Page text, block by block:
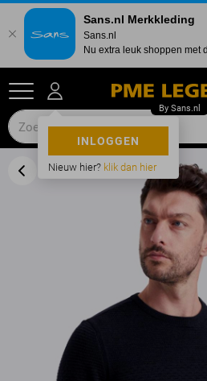
INLOGGEN
Nieuw hier? klik dan hier
Sans.nl Merkkleding
Sans.nl
Nu extra leuk shoppen met